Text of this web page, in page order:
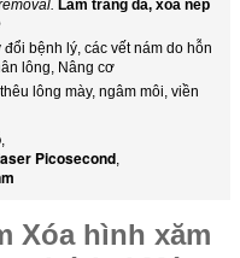
Làm trắng da, xóa nếp
bệnh lý, các vết nám do hỗn
lông, Nâng cơ
lông mày, ngâm môi, viền
,
Picosecond,
Xóa hình xăm